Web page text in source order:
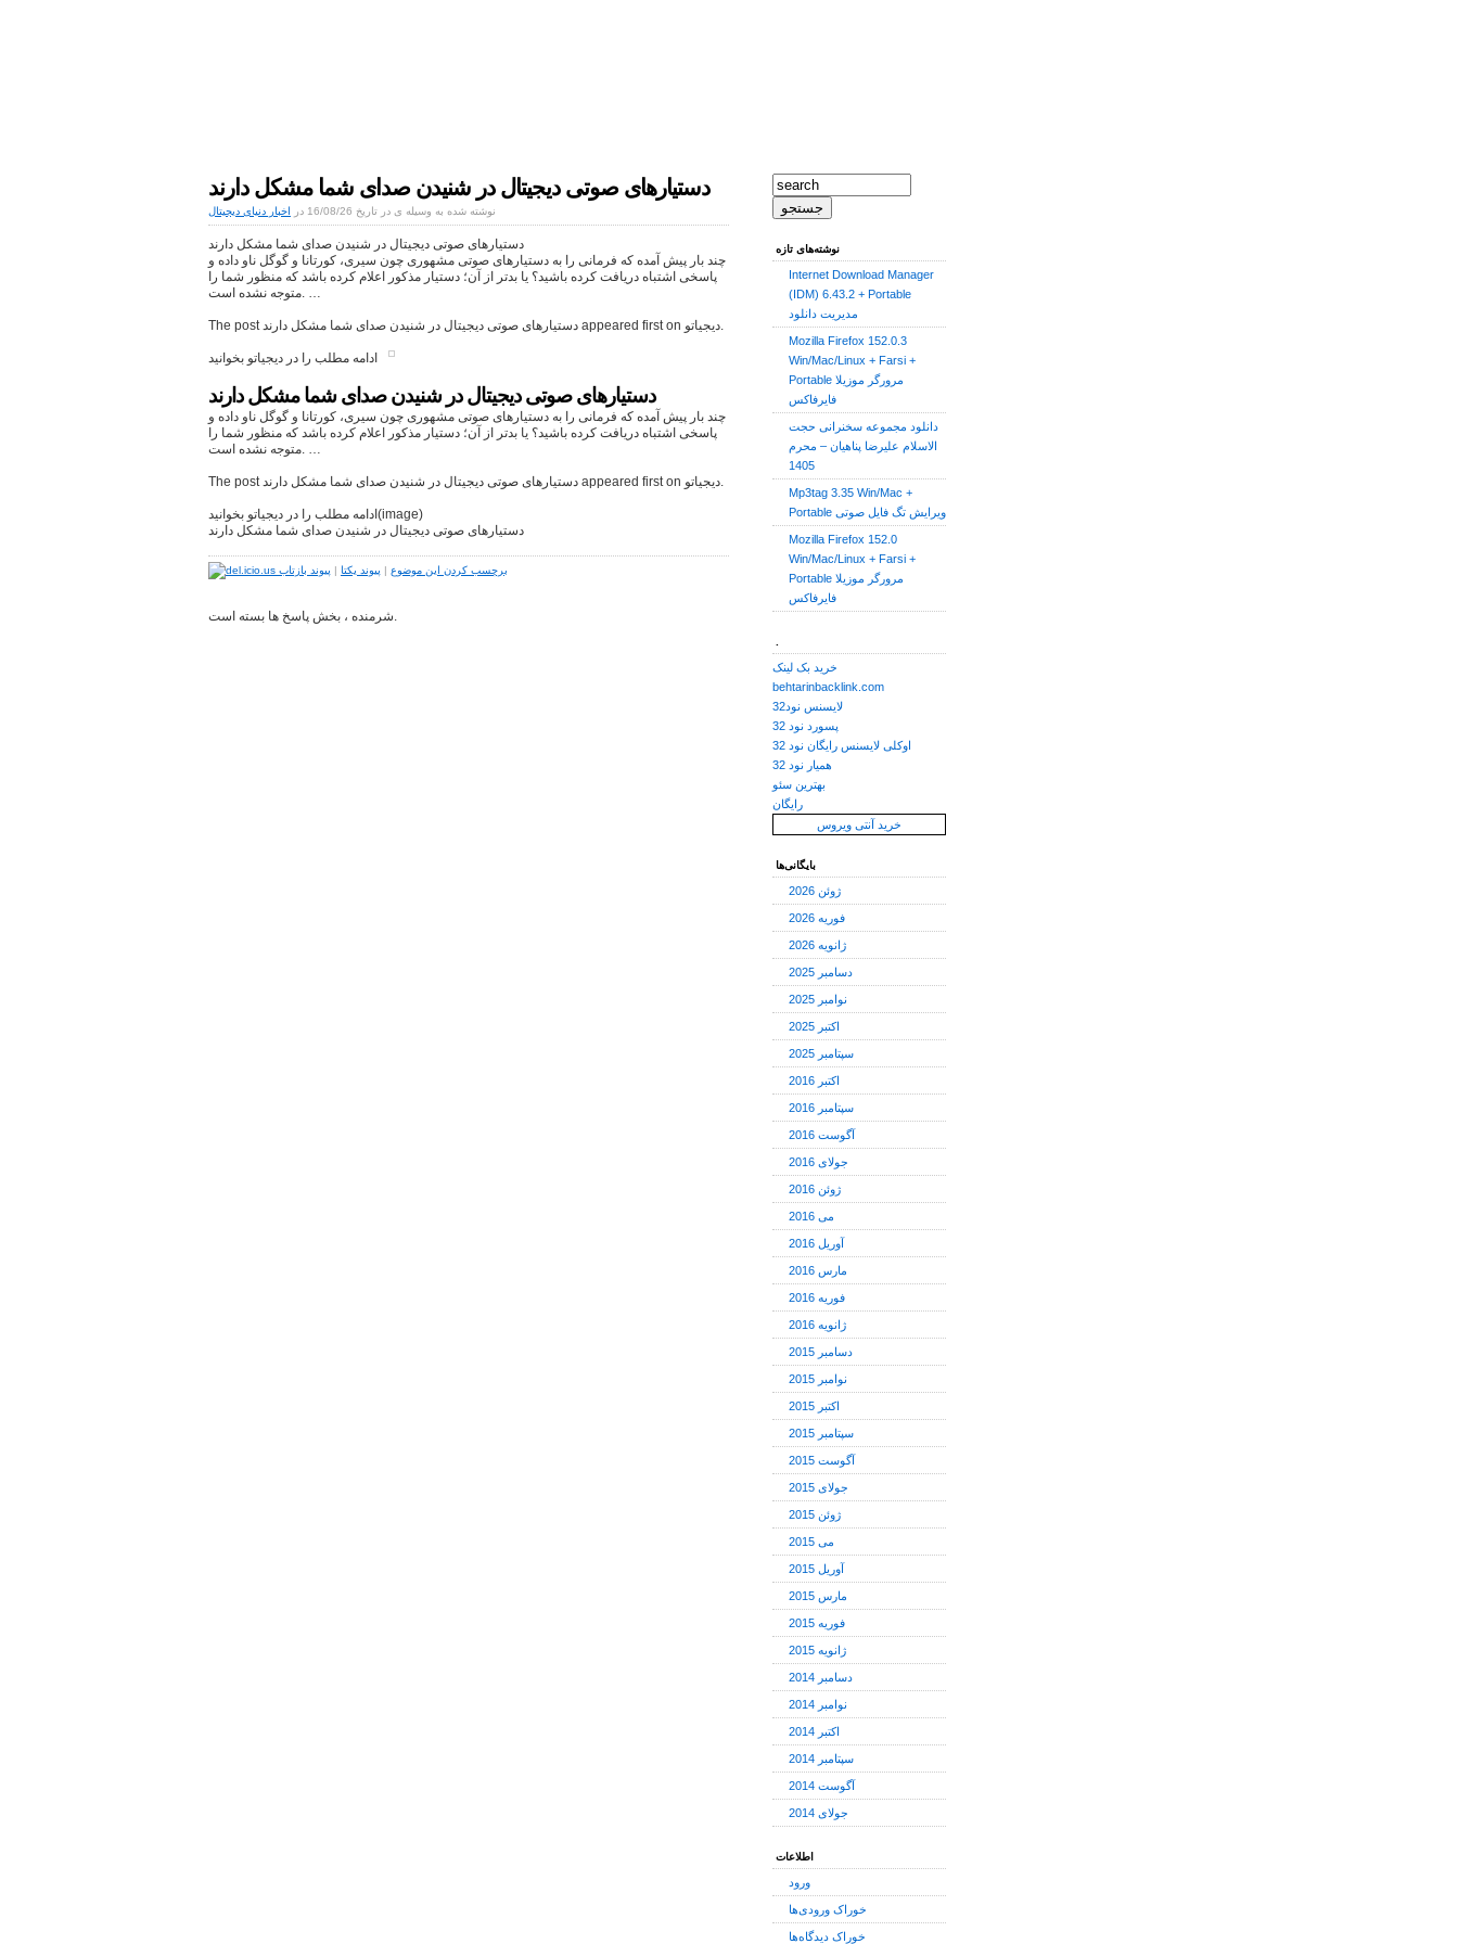
دستیارهای صوتی دیجیتال در شنیدن صدای شما مشکل دارند
نوشته شده به وسیله ی در تاریخ 16/08/26 در اخبار دنیای دیجیتال
دستیارهای صوتی دیجیتال در شنیدن صدای شما مشکل دارند
چند بار پیش آمده که فرمانی را به دستیارهای صوتی مشهوری چون سیری، کورتانا و گوگل ناو داده و
پاسخی اشتباه دریافت کرده باشید؟ یا بدتر از آن؛ دستیار مذکور اعلام کرده باشد که منظور شما را
متوجه نشده است. …
The post دستیارهای صوتی دیجیتال در شنیدن صدای شما مشکل دارند appeared first on دیجیاتو.
ادامه مطلب را در دیجیاتو بخوانید
دستیارهای صوتی دیجیتال در شنیدن صدای شما مشکل دارند
چند بار پیش آمده که فرمانی را به دستیارهای صوتی مشهوری چون سیری، کورتانا و گوگل ناو داده و
پاسخی اشتباه دریافت کرده باشید؟ یا بدتر از آن؛ دستیار مذکور اعلام کرده باشد که منظور شما را
متوجه نشده است. …
The post دستیارهای صوتی دیجیتال در شنیدن صدای شما مشکل دارند appeared first on دیجیاتو.
ادامه مطلب را در دیجیاتو بخوانید(image)
دستیارهای صوتی دیجیتال در شنیدن صدای شما مشکل دارند
برچسب کردن این موضوع | پیوند یکتا | پیوند بازتاب
شرمنده ، بخش پاسخ ها بسته است.
نوشته‌های تازه
Internet Download Manager
(IDM) 6.43.2 + Portable
مدیریت دانلود
Mozilla Firefox 152.0.3
Win/Mac/Linux + Farsi +
Portable مرورگر موزیلا
فایرفاکس
دانلود مجموعه سخنرانی حجت
الاسلام علیرضا پناهیان – محرم
1405
Mp3tag 3.35 Win/Mac +
Portable ویرایش تگ فایل صوتی
Mozilla Firefox 152.0
Win/Mac/Linux + Farsi +
Portable مرورگر موزیلا
فایرفاکس
خرید بک لینک
behtarinbacklink.com
لایسنس نود32
پسورد نود 32
اوکلی لایسنس رایگان نود 32
همیار نود 32
بهترین سئو
رایگان
خرید آنتی ویروس
بایگانی‌ها
ژوئن 2026
فوریه 2026
ژانویه 2026
دسامبر 2025
نوامبر 2025
اکتبر 2025
سپتامبر 2025
اکتبر 2016
سپتامبر 2016
آگوست 2016
جولای 2016
ژوئن 2016
می 2016
آوریل 2016
مارس 2016
فوریه 2016
ژانویه 2016
دسامبر 2015
نوامبر 2015
اکتبر 2015
سپتامبر 2015
آگوست 2015
جولای 2015
ژوئن 2015
می 2015
آوریل 2015
مارس 2015
فوریه 2015
ژانویه 2015
دسامبر 2014
نوامبر 2014
اکتبر 2014
سپتامبر 2014
آگوست 2014
جولای 2014
اطلاعات
ورود
خوراک ورودی‌ها
خوراک دیدگاه‌ها